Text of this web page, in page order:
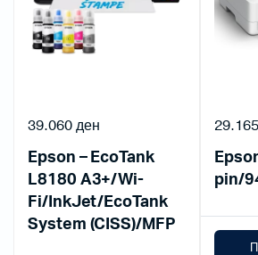
Epson – EcoTank
L8180 A3+/Wi-
Fi/InkJet/EcoTank
System (CISS)/MFP
39.060ден
pin/
29.165